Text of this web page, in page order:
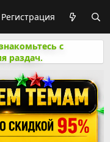
Регистрация
с
раздач.